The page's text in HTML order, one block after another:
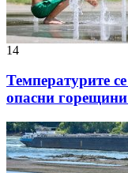
14
Температурите
опасни